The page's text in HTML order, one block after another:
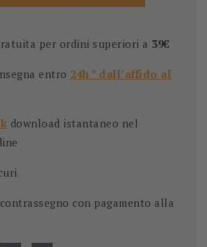
per ordini superiori a 39€
entro 24h * dall’affido al
download istantaneo nel
con pagamento alla